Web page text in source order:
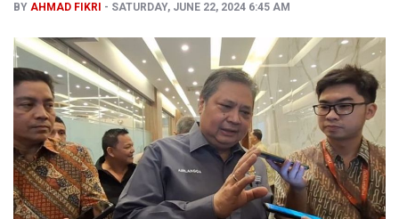
BY AHMAD FIKRI SATURDAY, JUNE 22, 2024 6:45 AM